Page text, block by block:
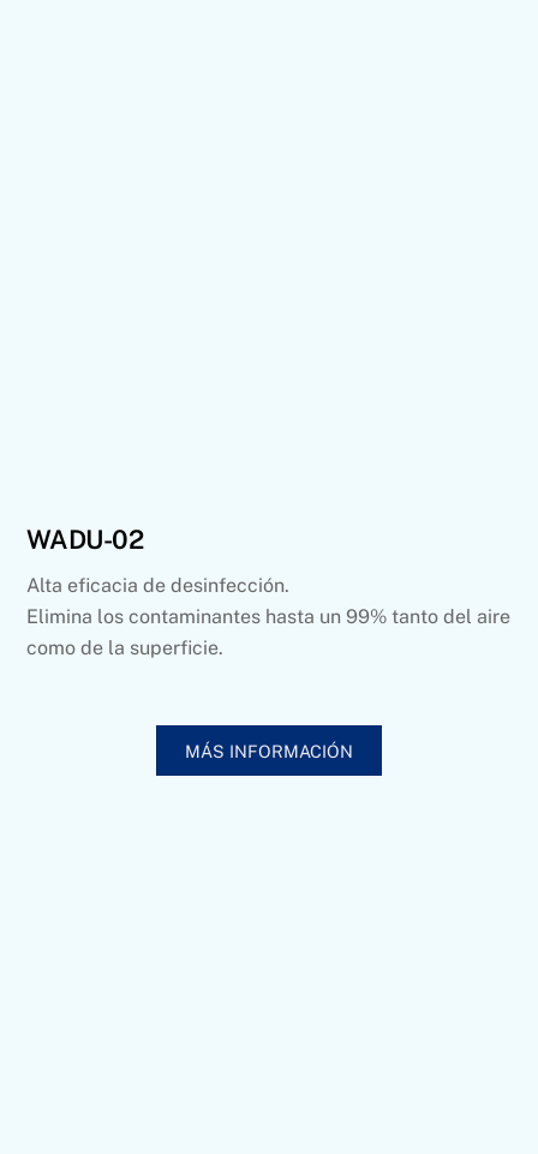
WADU-02
Alta eficacia de desinfección.
Elimina los contaminantes hasta un 99% tanto del aire
como de la superficie.
MÁS INFORMACIÓN